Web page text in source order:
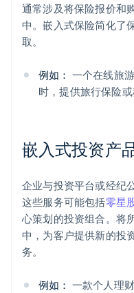
通常涉及将保险报价和
中。嵌入式保险简化了
取。
例如： 一个在线旅
时，提供旅行保险
嵌入式投资产
企业与投资平台或经纪
这些服务可能包括零星
心策划的投资组合。将
中，为客户提供新的投
务。
例如： 一款个人理